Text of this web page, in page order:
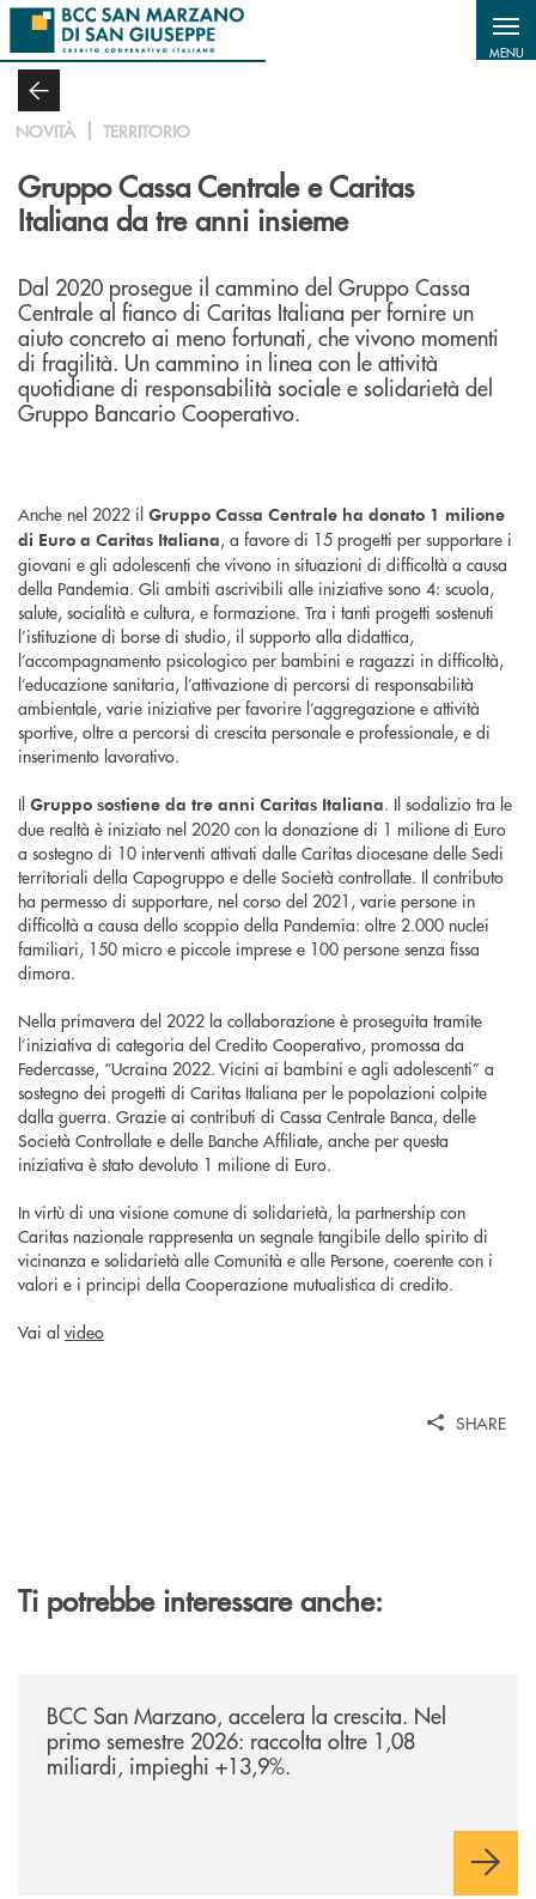
Salta al contenuto principale
MENU
NOVITÀ TERRITORIO
Gruppo Cassa Centrale e Caritas
Italiana da tre anni insieme
Dal 2020 prosegue il cammino del Gruppo Cassa
Centrale al fianco di Caritas Italiana per fornire un
aiuto concreto ai meno fortunati, che vivono momenti
di fragilità. Un cammino in linea con le attività
quotidiane di responsabilità sociale e solidarietà del
Gruppo Bancario Cooperativo.
Anche nel 2022 il Gruppo Cassa Centrale ha donato 1 milione
di Euro a Caritas Italiana, a favore di 15 progetti per supportare i
giovani e gli adolescenti che vivono in situazioni di difficoltà a causa
della Pandemia. Gli ambiti ascrivibili alle iniziative sono 4: scuola,
salute, socialità e cultura, e formazione. Tra i tanti progetti sostenuti
l’istituzione di borse di studio, il supporto alla didattica,
l’accompagnamento psicologico per bambini e ragazzi in difficoltà,
l’educazione sanitaria, l’attivazione di percorsi di responsabilità
ambientale, varie iniziative per favorire l’aggregazione e attività
sportive, oltre a percorsi di crescita personale e professionale, e di
inserimento lavorativo.
Il Gruppo sostiene da tre anni Caritas Italiana. Il sodalizio tra le
due realtà è iniziato nel 2020 con la donazione di 1 milione di Euro
a sostegno di 10 interventi attivati dalle Caritas diocesane delle Sedi
territoriali della Capogruppo e delle Società controllate. Il contributo
ha permesso di supportare, nel corso del 2021, varie persone in
difficoltà a causa dello scoppio della Pandemia: oltre 2.000 nuclei
familiari, 150 micro e piccole imprese e 100 persone senza fissa
dimora.
Nella primavera del 2022 la collaborazione è proseguita tramite
l’iniziativa di categoria del Credito Cooperativo, promossa da
Federcasse, “Ucraina 2022. Vicini ai bambini e agli adolescenti” a
sostegno dei progetti di Caritas Italiana per le popolazioni colpite
dalla guerra. Grazie ai contributi di Cassa Centrale Banca, delle
Società Controllate e delle Banche Affiliate, anche per questa
iniziativa è stato devoluto 1 milione di Euro.
In virtù di una visione comune di solidarietà, la partnership con
Caritas nazionale rappresenta un segnale tangibile dello spirito di
vicinanza e solidarietà alle Comunità e alle Persone, coerente con i
valori e i principi della Cooperazione mutualistica di credito.
Vai al video
SHARE
Ti potrebbe interessare anche:
BCC San Marzano, accelera la crescita. Nel
primo semestre 2026: raccolta oltre 1,08
miliardi, impieghi +13,9%.